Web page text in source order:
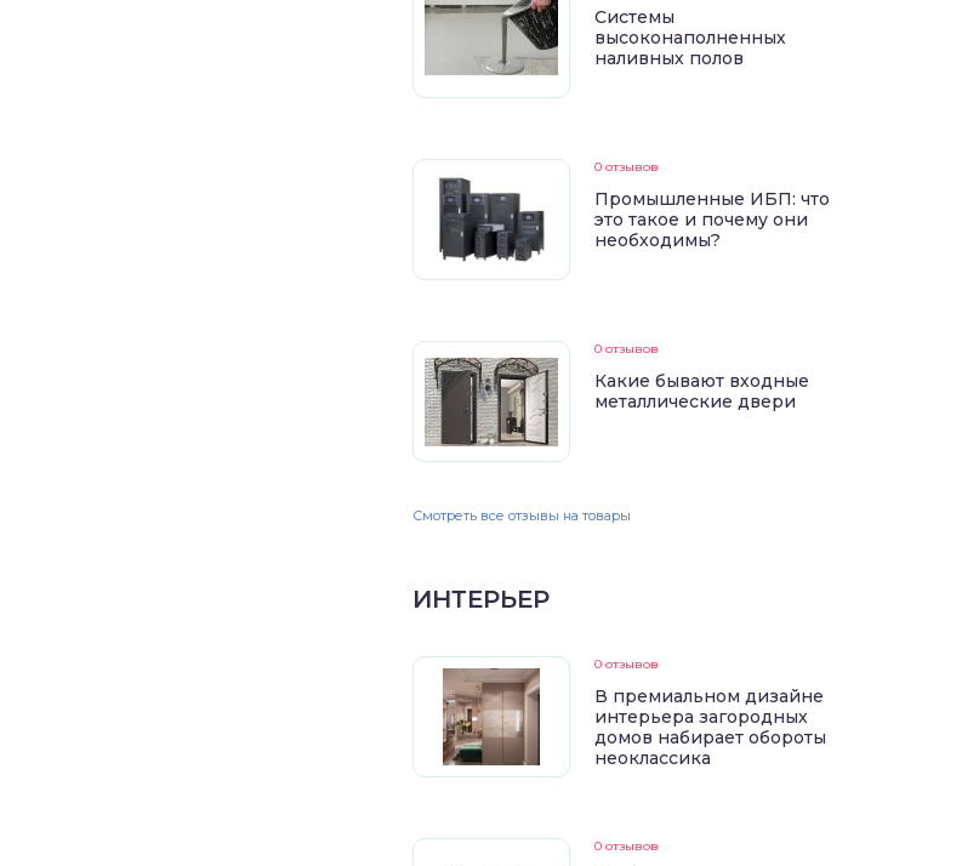
Системы
высоконаполненных
наливных полов
0 отзывов
Промышленные ИБП: что
это такое и почему они
необходимы?
0 отзывов
Какие бывают входные
металлические двери
Смотреть все отзывы на товары
ИНТЕРЬЕР
0 отзывов
В премиальном дизайне
интерьера загородных
домов набирает обороты
неоклассика
0 отзывов